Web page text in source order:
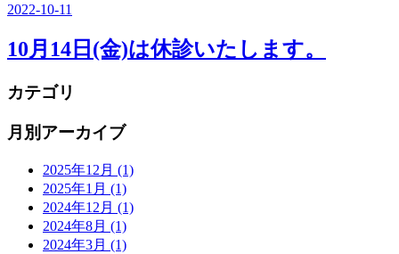
2022-10-11
10月14日(金)は休診いたします。
カテゴリ
月別アーカイブ
2025年12月 (1)
2025年1月 (1)
2024年12月 (1)
2024年8月 (1)
2024年3月 (1)